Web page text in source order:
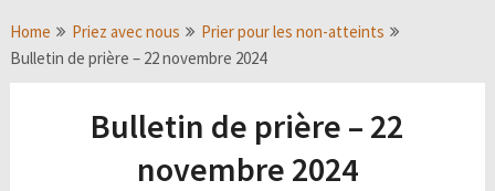
Home Priez avec nous
Prier pour les non-atteints
Bulletin de prière – 22 novembre 2024
Bulletin de prière – 22
novembre 2024